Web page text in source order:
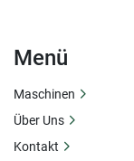
Menü
Maschinen
Über Uns
Kontakt